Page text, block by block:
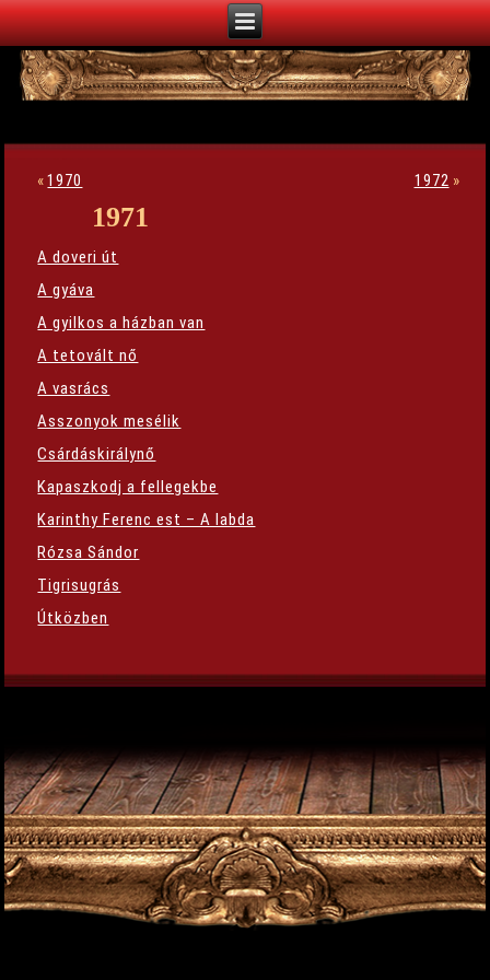
«1970 1972 »
1971
A doveri út
A gyáva
A gyilkos a házban van
A tetovált nő
A vasrács
Asszonyok mesélik
Csárdáskirálynő
Kapaszkodj a fellegekbe
Karinthy Ferenc est – A labda
Rózsa Sándor
Tigrisugrás
Útközben